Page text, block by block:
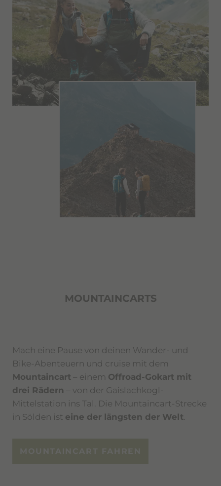
MOUNTAINCARTS
Mach eine Pause von deinen Wander- und
Bike-Abenteuern und cruise mit dem
Mountaincart – einem Offroad-Gokart mit
drei Rädern – von der Gaislachkogl-
Mittelstation ins Tal. Die Mountaincart-Strecke
in Sölden ist eine der längsten der Welt.